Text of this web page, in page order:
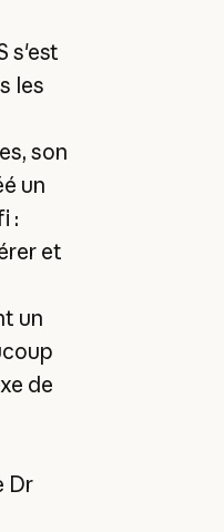
s'est
les
son
un
:
et
un
de
Dr